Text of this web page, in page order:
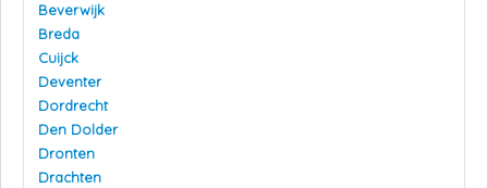
Beverwijk
Breda
Cuijck
Deventer
Dordrecht
Den Dolder
Dronten
Drachten